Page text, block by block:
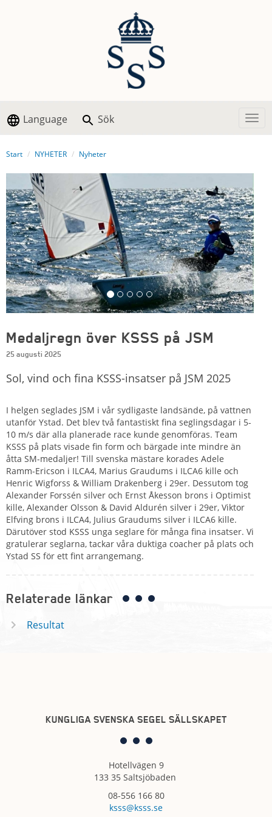
Language Sök
Start NYHETER Nyheter
Medaljregn över KSSS på JSM
25 augusti 2025
Sol, vind och fina KSSS-insatser på JSM 2025
I helgen seglades JSM i vår sydligaste landsände, på vattnen
utanför Ystad. Det blev två fantastiskt fina seglingsdagar i 5-
10 m/s där alla planerade race kunde genomföras. Team
KSSS på plats visade fin form och bärgade inte mindre än
åtta SM-medaljer! Till svenska mästare korades Adele
Ramm-Ericson i ILCA4, Marius Graudums i ILCA6 kille och
Henric Wigforss & William Drakenberg i 29er. Dessutom tog
Alexander Forssén silver och Ernst Åkesson brons i Optimist
kille, Alexander Olsson & David Aldurén silver i 29er, Viktor
Elfving brons i ILCA4, Julius Graudums silver i ILCA6 kille.
Därutöver stod KSSS unga seglare för många fina insatser. Vi
gratulerar seglarna, tackar våra duktiga coacher på plats och
Ystad SS för ett fint arrangemang.
Relaterade länkar
Resultat
KUNGLIGA SVENSKA SEGEL SÄLLSKAPET
Hotellvägen 9
133 35 Saltsjöbaden
08-556 166 80
ksss@ksss.se